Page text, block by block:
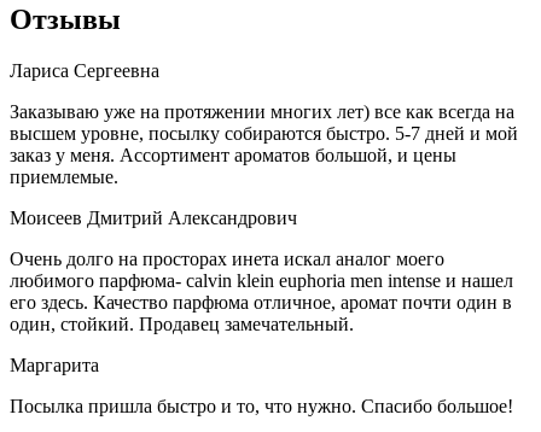
Отзывы
Лариса Сергеевна
Заказываю уже на протяжении многих лет) все как всегда на
высшем уровне, посылку собираются быстро. 5-7 дней и мой
заказ у меня. Ассортимент ароматов большой, и цены
приемлемые.
Моисеев Дмитрий Александрович
Очень долго на просторах инета искал аналог моего
любимого парфюма- calvin klein euphoria men intense и нашел
его здесь. Качество парфюма отличное, аромат почти один в
один, стойкий. Продавец замечательный.
Маргарита
Посылка пришла быстро и то, что нужно. Спасибо большое!